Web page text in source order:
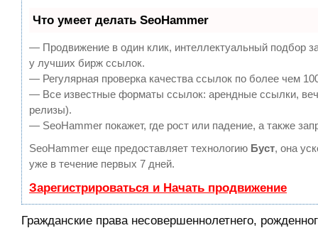
Что умеет делать SeoHammer
— Продвижение в один клик, интеллектуальный подбор
у лучших бирж ссылок.
— Регулярная проверка качества ссылок по более чем
— Все известные форматы ссылок: арендные ссылки,
релизы).
— SeoHammer покажет, где рост или падение, а также
SeoHammer еще предоставляет технологию Буст, она
уже в течение первых 7 дней.
Зарегистрироваться и Начать продвижение
Гражданские права несовершеннолетнего,